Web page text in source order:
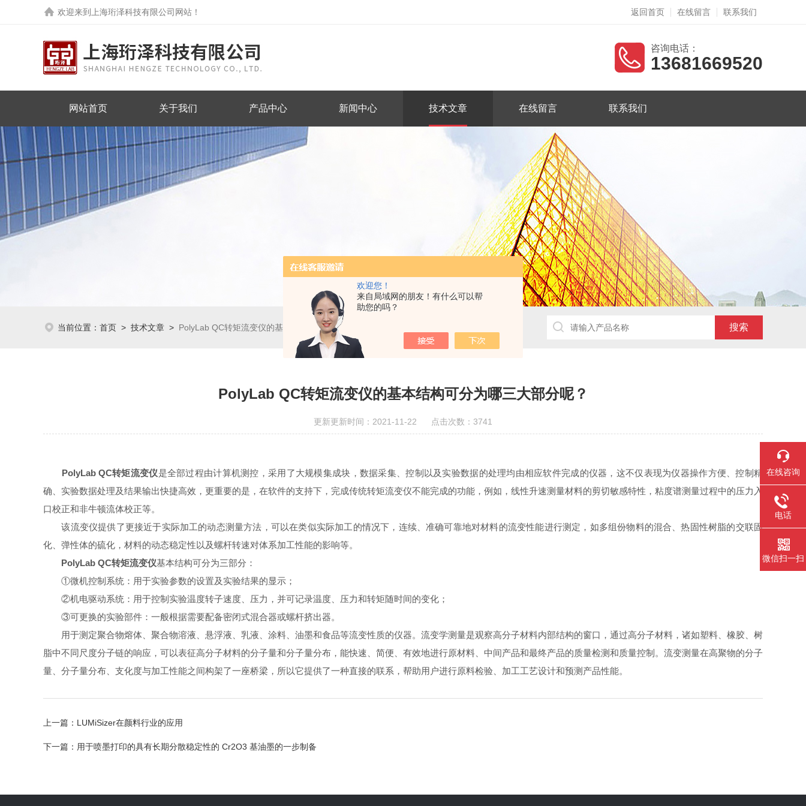
欢迎您！
来自局域网的朋友！有什么可以帮
助您的吗？
欢迎来到 上海珩泽科技有限公司网站 ！ 返回首页 在线留言 联系我们
咨询电话：
13681669520
网站首页 关于我们 产品中心 新闻中心 技术文章 在线留言 联系我们
当前位置： 首页 > 技术文章 > PolyLab QC转矩流变仪的基本结构可分为哪三大部分呢？
PolyLab QC转矩流变仪的基本结构可分为哪三大部分呢？
更新更新时间：2021-11-22 点击次数：3741
PolyLab QC转矩流变仪是全部过程由计算机测控，采用了大规模集成块，数据采集、控制以及实验数据的处理均由相应软件完成的仪器，这不仅表现为仪器操作方便、控制精
确、实验数据处理及结果输出快捷高效，更重要的是，在软件的支持下，完成传统转矩流变仪不能完成的功能，例如，线性升速测量材料的剪切敏感特性，粘度谱测量过程中的压力入
口校正和非牛顿流体校正等。
该流变仪提供了更接近于实际加工的动态测量方法，可以在类似实际加工的情况下，连续、准确可靠地对材料的流变性能进行测定，如多组份物料的混合、热固性树脂的交联固
化、弹性体的硫化，材料的动态稳定性以及螺杆转速对体系加工性能的影响等。
PolyLab QC转矩流变仪基本结构可分为三部分：
①微机控制系统：用于实验参数的设置及实验结果的显示；
②机电驱动系统：用于控制实验温度转子速度、压力，并可记录温度、压力和转矩随时间的变化；
③可更换的实验部件：一般根据需要配备密闭式混合器或螺杆挤出器。
用于测定聚合物熔体、聚合物溶液、悬浮液、乳液、涂料、油墨和食品等流变性质的仪器。流变学测量是观察高分子材料内部结构的窗口，通过高分子材料，诸如塑料、橡胶、树
脂中不同尺度分子链的响应，可以表征高分子材料的分子量和分子量分布，能快速、简便、有效地进行原材料、中间产品和最终产品的质量检测和质量控制。流变测量在高聚物的分子
量、分子量分布、支化度与加工性能之间构架了一座桥梁，所以它提供了一种直接的联系，帮助用户进行原料检验、加工工艺设计和预测产品性能。
上一篇： LUMiSizer在颜料行业的应用
下一篇： 用于喷墨打印的具有长期分散稳定性的 Cr2O3 基油墨的一步制备
在线咨询
电话
微信扫一扫